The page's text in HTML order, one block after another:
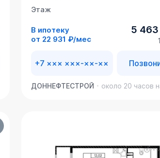
Этаж
В ипотеку
от 22 931 ₽/мес
5
+7 ××× ×××-××-××
ДОННЕФТЕСТРОЙ около 20 часов